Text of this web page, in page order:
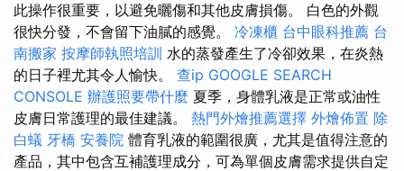
此操作很重要，以避免曬傷和其他皮膚損傷。 白色的外觀
很快分發，不會留下油膩的感覺。 冷凍櫃 台中眼科推薦 台
南搬家 按摩師執照培訓 水的蒸發產生了冷卻效果，在炎熱
的日子裡尤其令人愉快。 查ip GOOGLE SEARCH
CONSOLE 辦護照要帶什麼 夏季，身體乳液是正常或油性
皮膚日常護理的最佳建議。 熱門外燴推薦選擇 外燴佈置 除
白蟻 牙橋 安養院 體育乳液的範圍很廣，尤其是值得注意的
產品，其中包含互補護理成分，可為單個皮膚需求提供自定